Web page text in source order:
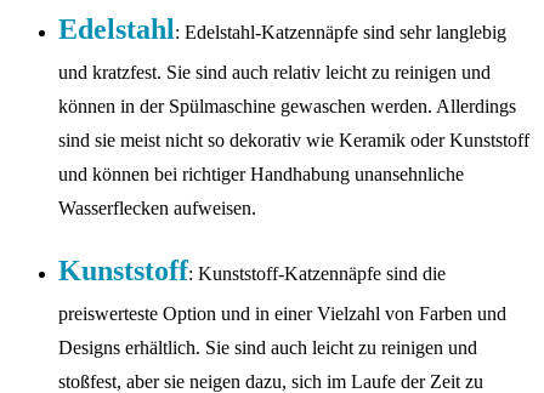
Edelstahl: Edelstahl-Katzennäpfe sind sehr langlebig
und kratzfest. Sie sind auch relativ leicht zu reinigen und
können in der Spülmaschine gewaschen werden. Allerdings
sind sie meist nicht so dekorativ wie Keramik oder Kunststoff
und können bei richtiger Handhabung unansehnliche
Wasserflecken aufweisen.
Kunststoff: Kunststoff-Katzennäpfe sind die
preiswerteste Option und in einer Vielzahl von Farben und
Designs erhältlich. Sie sind auch leicht zu reinigen und
stoßfest, aber sie neigen dazu, sich im Laufe der Zeit zu